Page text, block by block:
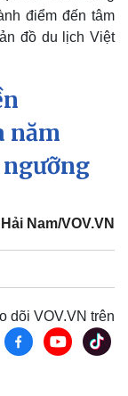
điểm đến tâm
đồ du lịch Việt
năm
Hải Nam/VOV.VN
dõi VOV.VN trên